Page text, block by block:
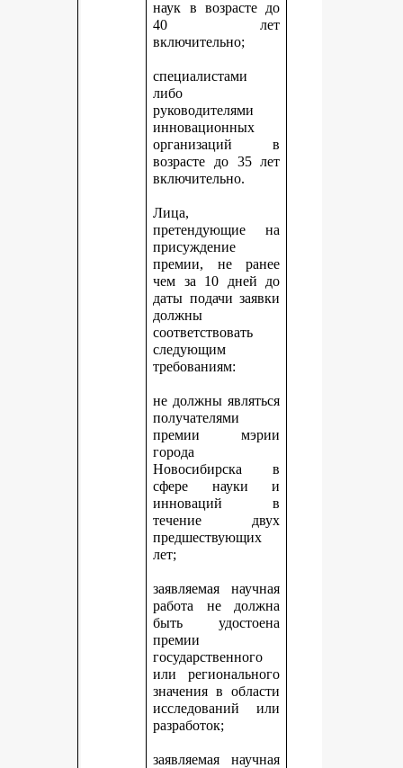
наук в возрасте до
40 лет
включительно;
специалистами
либо
руководителями
инновационных
организаций в
возрасте до 35 лет
включительно.
Лица,
претендующие на
присуждение
премии, не ранее
чем за 10 дней до
даты подачи заявки
должны
соответствовать
следующим
требованиям:
не должны являться
получателями
премии мэрии
города
Новосибирска в
сфере науки и
инноваций в
течение двух
предшествующих
лет;
заявляемая научная
работа не должна
быть удостоена
премии
государственного
или регионального
значения в области
исследований или
разработок;
заявляемая научная